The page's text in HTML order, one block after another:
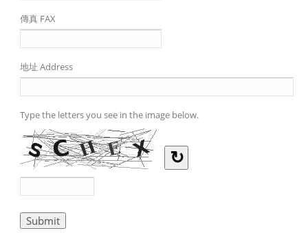
傳真 FAX
地址 Address
Type the letters you see in the image below.
↻